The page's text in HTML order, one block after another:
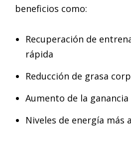
beneficios como:
Recuperación de
rápida
Reducción de grasa
Aumento de la
Niveles de energía más